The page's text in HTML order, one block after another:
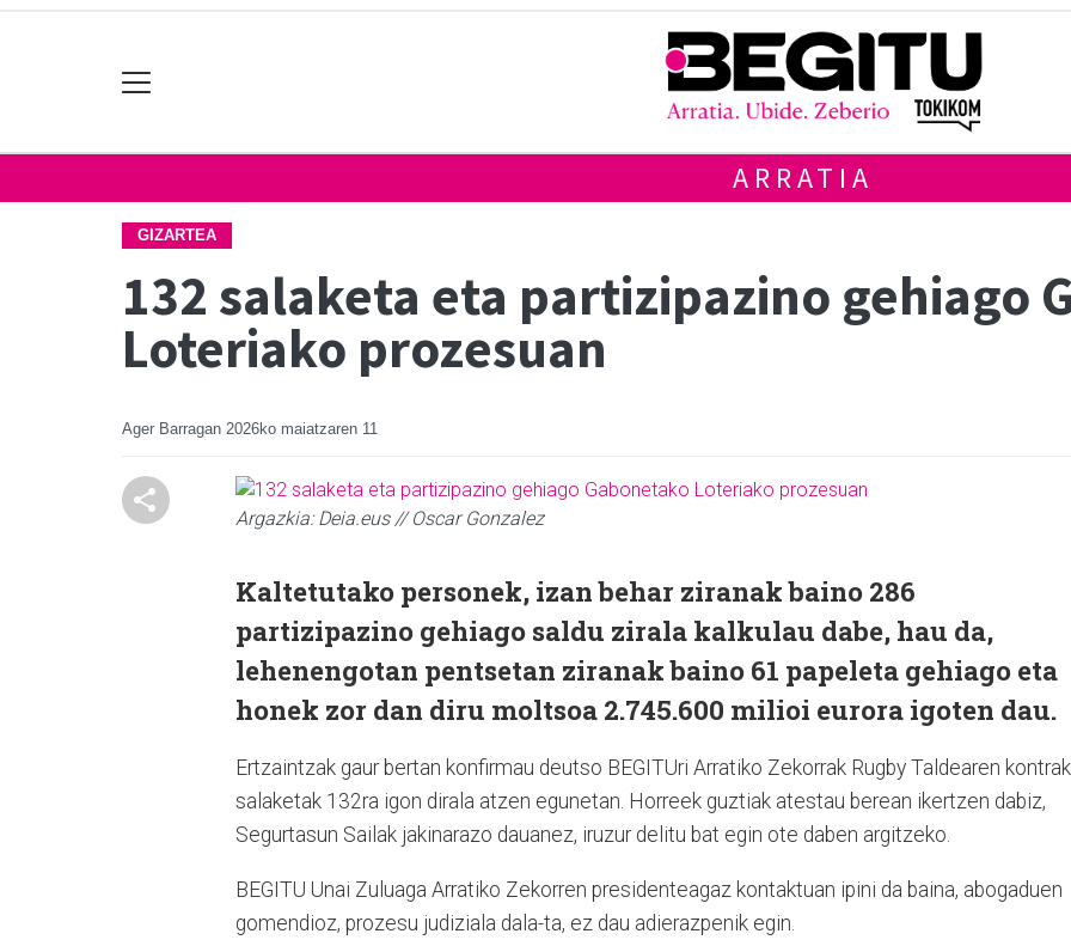
ARRATIA
GIZARTEA
132 salaketa eta partizipazino gehiago
Loteriako prozesuan
Ager Barragan 2026ko maiatzaren 11
Argazkia: Deia.eus // Oscar Gonzalez
Kaltetutako personek, izan behar ziranak baino 286
partizipazino gehiago saldu zirala kalkulau dabe, hau da,
lehenengotan pentsetan ziranak baino 61 papeleta gehiago eta
honek zor dan diru moltsoa 2.745.600 milioi eurora igoten dau.
Ertzaintzak gaur bertan konfirmau deutso BEGITUri Arratiko Zekorrak Rugby Taldearen
salaketak 132ra igon dirala atzen egunetan. Horreek guztiak atestau berean ikertzen dabiz,
Segurtasun Sailak jakinarazo dauanez, iruzur delitu bat egin ote daben argitzeko.
BEGITU Unai Zuluaga Arratiko Zekorren presidenteagaz kontaktuan ipini da baina, abogaduen
gomendioz, prozesu judiziala dala-ta, ez dau adierazpenik egin.